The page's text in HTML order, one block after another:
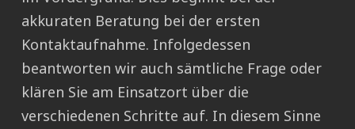
akkuraten Beratung bei der ersten
Kontaktaufnahme. Infolgedessen
beantworten wir auch sämtliche Frage oder
klären Sie am Einsatzort über die
verschiedenen Schritte auf. In diesem Sinne